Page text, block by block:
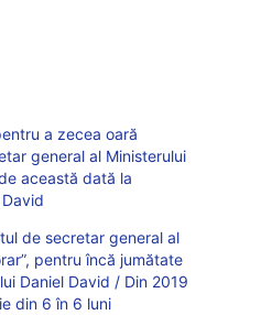
a zecea oară
general al Ministerului
această dată la
de secretar general al
pentru încă jumătate
Daniel David / Din 2019
din 6 în 6 luni